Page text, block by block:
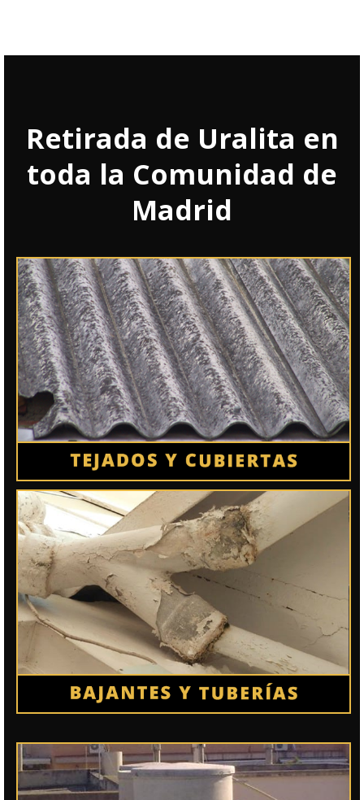
Retirada de Uralita en
toda la Comunidad de
Madrid